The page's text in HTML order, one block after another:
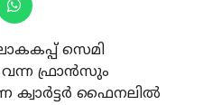
സെമി
ഫ്രാൻസും
ഫൈനലിൽ